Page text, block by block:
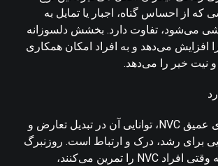
از احساس گناه، اجبار یا تمایل به
می‌شود، تفاوت دارد. بخشش دلسوزانه
را افزایش می‌دهد و به افراد امکان همکاری
و نیت خیر را می‌دهد.
یکی از کاربردهای عمیق NVC، توانایی آن در تبدیل تعارض و
برای رشد، درک و ارتباط است. روزنبرگ
توضیح می‌دهد که وقتی افراد NVC را تمرین می‌کنند،